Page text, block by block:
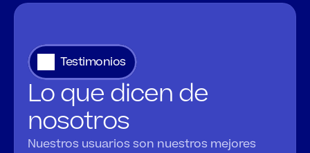
Testimonios
Lo que dicen de
nosotros
Nuestros usuarios son nuestros mejores